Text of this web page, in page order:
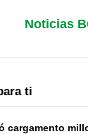
Noticias
ti
cargamento